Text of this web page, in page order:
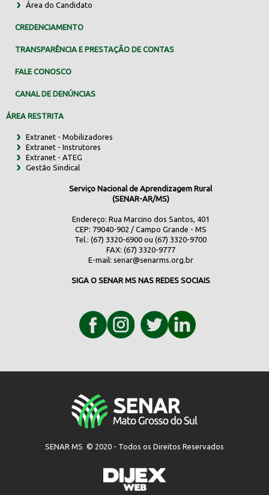
Área do Candidato
CREDENCIAMENTO
TRANSPARÊNCIA E PRESTAÇÃO DE CONTAS
FALE CONOSCO
CANAL DE DENÚNCIAS
ÁREA RESTRITA
Extranet - Mobilizadores
Extranet - Instrutores
Extranet - ATEG
Gestão Sindical
Serviço Nacional de Aprendizagem Rural
(SENAR-AR/MS)
Endereço: Rua Marcino dos Santos, 401
CEP: 79040-902 / Campo Grande - MS
Tel.: (67) 3320-6900 ou (67) 3320-9700
FAX: (67) 3320-9777
E-mail: senar@senarms.org.br
SIGA O SENAR MS NAS REDES SOCIAIS
SENAR MS © 2020 - Todos os Direitos Reservados